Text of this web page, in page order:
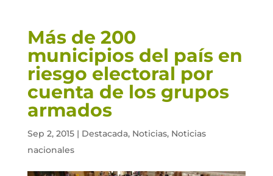
Más de 200
municipios del país en
riesgo electoral por
cuenta de los grupos
armados
Sep 2, 2015| Destacada, Noticias, Noticias
nacionales